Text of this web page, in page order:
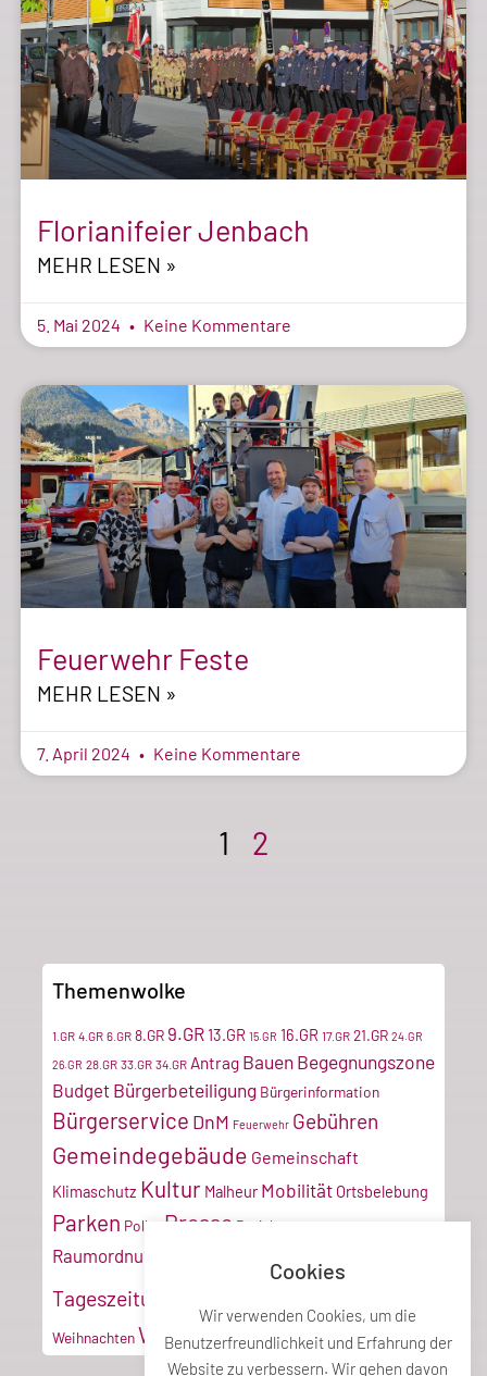
Florianifeier Jenbach
MEHR LESEN »
5. Mai 2024 Keine Kommentare
Feuerwehr Feste
MEHR LESEN »
7. April 2024 Keine Kommentare
1 2
Themenwolke
1.GR 4.GR 6.GR 8.GR 9.GR 13.GR 15.GR 16.GR 17.GR 21.GR 24.GR
26.GR 28.GR 33.GR 34.GR Antrag BauenBegegnungszone
Budget Bürgerbeteiligung Bürgerinformation
Bürgerservice DnM Feuerwehr Gebühren
Gemeindegebäude Gemeinschaft
Klimaschutz Kultur Malheur Mobilität Ortsbelebung
Parken Poller Presse Projektmanagement
Raumordnung
Tageszeitung
WeihnachtenWirtschaft
Cookies
Wir verwenden Cookies, um die
Benutzerfreundlichkeit und Erfahrung der
Website zu verbessern. Wir gehen davon